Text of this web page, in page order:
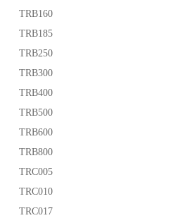
TRB160
TRB185
TRB250
TRB300
TRB400
TRB500
TRB600
TRB800
TRC005
TRC010
TRC017